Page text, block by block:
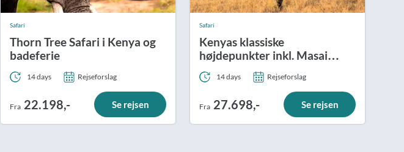
Safari
Thorn Tree Safari i Kenya og
badeferie
14 days Rejseforslag
Fra 22.198,- Se rejsen
Safari
Kenyas klassiske
højdepunkter inkl. Masai
Mara og badeferie
14 days Rejseforslag
Fra 27.698,- Se rejsen